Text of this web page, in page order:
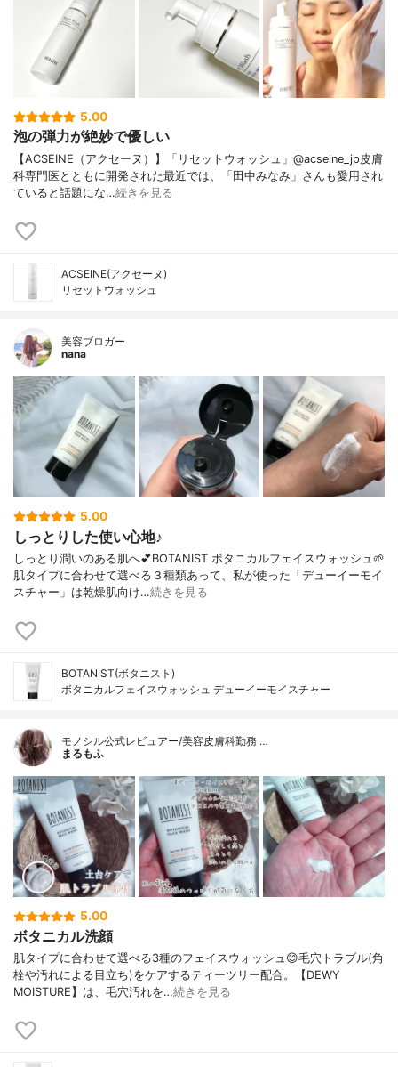
5.00
泡の弾力が絶妙で優しい
【ACSEINE（アクセーヌ）】「リセットウォッシュ」@acseine_jp皮膚
科専門医とともに開発された最近では、「田中みなみ」さんも愛用され
ていると話題にな…続きを見る
ACSEINE(アクセーヌ)
リセットウォッシュ
美容ブロガー
nana
5.00
しっとりした使い心地♪
しっとり潤いのある肌へ💕BOTANIST ボタニカルフェイスウォッシュ🌱
肌タイプに合わせて選べる３種類あって、私が使った「デューイーモイ
スチャー」は乾燥肌向け…続きを見る
BOTANIST(ボタニスト)
ボタニカルフェイスウォッシュ デューイーモイスチャー
モノシル公式レビュアー/美容皮膚科勤務 …
まるもふ
5.00
ボタニカル洗顔
肌タイプに合わせて選べる3種のフェイスウォッシュ😊毛穴トラブル(角
栓や汚れによる目立ち)をケアするティーツリー配合。【DEWY
MOISTURE】は、毛穴汚れを…続きを見る